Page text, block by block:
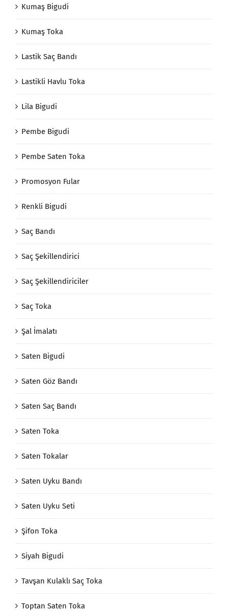
Kumaş Bigudi
Kumaş Toka
Lastik Saç Bandı
Lastikli Havlu Toka
Lila Bigudi
Pembe Bigudi
Pembe Saten Toka
Promosyon Fular
Renkli Bigudi
Saç Bandı
Saç Şekillendirici
Saç Şekillendiriciler
Saç Toka
Şal İmalatı
Saten Bigudi
Saten Göz Bandı
Saten Saç Bandı
Saten Toka
Saten Tokalar
Saten Uyku Bandı
Saten Uyku Seti
Şifon Toka
Siyah Bigudi
Tavşan Kulaklı Saç Toka
Toptan Saten Toka